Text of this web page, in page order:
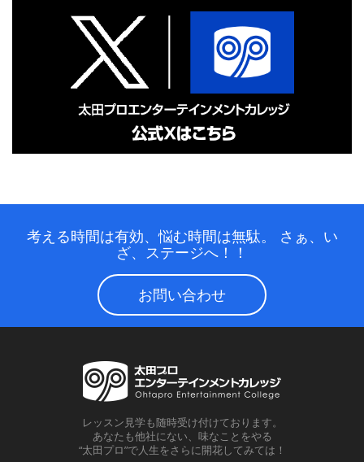
考える時間は有効、悩む時間は無駄。
さぁ、い
ざ、ステージへ！！
お問い合わせ
レッスン見学も随時受け付けております。
あなたも他社にない、味なことをやる
“太田プロ”で人生をさらに開花してみては！